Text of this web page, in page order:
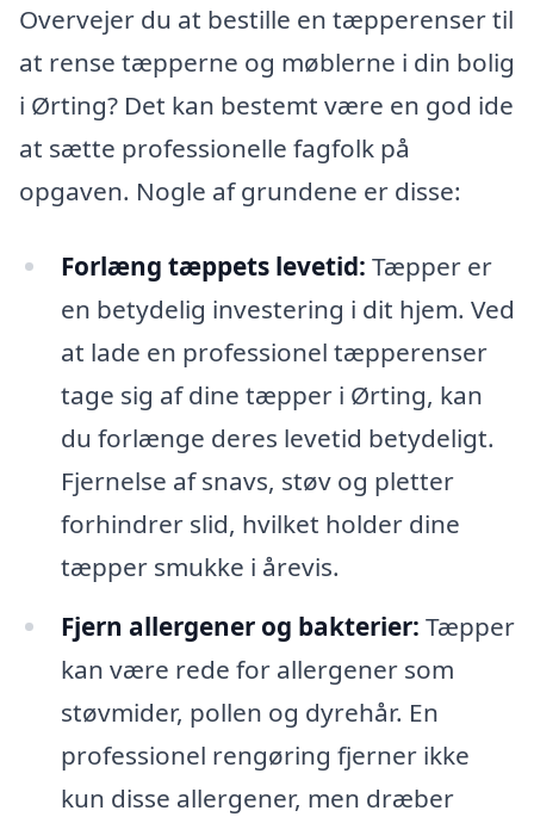
Overvejer du at bestille en tæpperenser til
at rense tæpperne og møblerne i din bolig
i Ørting? Det kan bestemt være en god ide
at sætte professionelle fagfolk på
opgaven. Nogle af grundene er disse:
Forlæng tæppets levetid: Tæpper er
en betydelig investering i dit hjem. Ved
at lade en professionel tæpperenser
tage sig af dine tæpper i Ørting, kan
du forlænge deres levetid betydeligt.
Fjernelse af snavs, støv og pletter
forhindrer slid, hvilket holder dine
tæpper smukke i årevis.
Fjern allergener og bakterier: Tæpper
kan være rede for allergener som
støvmider, pollen og dyrehår. En
professionel rengøring fjerner ikke
kun disse allergener, men dræber